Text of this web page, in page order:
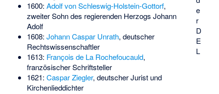
e
r
D
E
L
1600: Adolf von Schleswig-Holstein-Gottorf,
zweiter Sohn des regierenden Herzogs Johann
Adolf
1608: Johann Caspar Unrath, deutscher
Rechtswissenschaftler
1613: François de La Rochefoucauld,
französischer Schriftsteller
1621: Caspar Ziegler, deutscher Jurist und
Kirchenlieddichter